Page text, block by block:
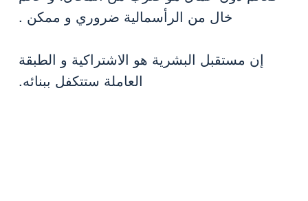
خال من الرأسمالية ضروري و ممكن .
إن مستقبل البشرية هو الاشتراكية و الطبقة
العاملة ستتكفل ببنائه.